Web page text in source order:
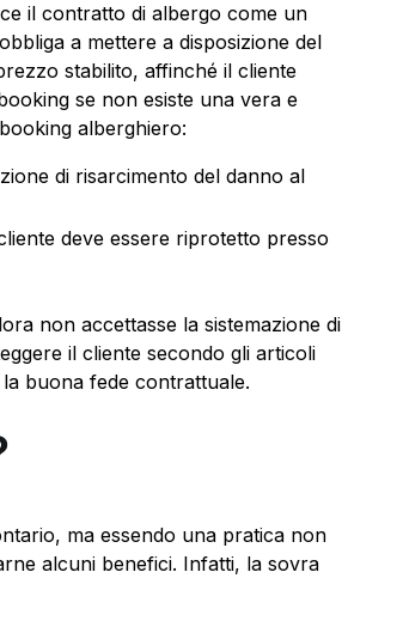
il contratto di albergo come un
a mettere a disposizione del
stabilito, affinché il cliente
se non esiste una vera e
alberghiero:
di risarcimento del danno al
deve essere riprotetto presso
non accettasse la sistemazione di
il cliente secondo gli articoli
buona fede contrattuale.
ma essendo una pratica non
alcuni benefici. Infatti, la sovra